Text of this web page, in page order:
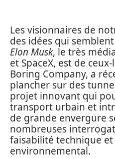
Les visionnaires de
des idées qui
Elon Musk, le très
et SpaceX, est de
Boring Company, a
plancher sur des
projet innovant qui
transport urbain et
de grande envergure
nombreuses
faisabilité technique
environnemental.